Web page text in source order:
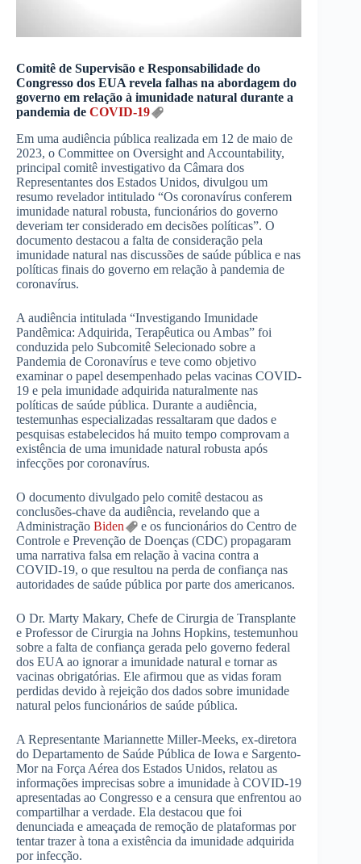
Comitê de Supervisão e Responsabilidade do
Congresso dos EUA revela falhas na abordagem do
governo em relação à imunidade natural durante a
pandemia de COVID-19
Em uma audiência pública realizada em 12 de maio de
2023, o Committee on Oversight and Accountability,
principal comitê investigativo da Câmara dos
Representantes dos Estados Unidos, divulgou um
resumo revelador intitulado “Os coronavírus conferem
imunidade natural robusta, funcionários do governo
deveriam ter considerado em decisões políticas”. O
documento destacou a falta de consideração pela
imunidade natural nas discussões de saúde pública e nas
políticas finais do governo em relação à pandemia de
coronavírus.
A audiência intitulada “Investigando Imunidade
Pandêmica: Adquirida, Terapêutica ou Ambas” foi
conduzida pelo Subcomitê Selecionado sobre a
Pandemia de Coronavírus e teve como objetivo
examinar o papel desempenhado pelas vacinas COVID-
19 e pela imunidade adquirida naturalmente nas
políticas de saúde pública. Durante a audiência,
testemunhas especializadas ressaltaram que dados e
pesquisas estabelecidos há muito tempo comprovam a
existência de uma imunidade natural robusta após
infecções por coronavírus.
O documento divulgado pelo comitê destacou as
conclusões-chave da audiência, revelando que a
Administração Biden
e os funcionários do Centro de
Controle e Prevenção de Doenças (CDC) propagaram
uma narrativa falsa em relação à vacina contra a
COVID-19, o que resultou na perda de confiança nas
autoridades de saúde pública por parte dos americanos.
O Dr. Marty Makary, Chefe de Cirurgia de Transplante
e Professor de Cirurgia na Johns Hopkins, testemunhou
sobre a falta de confiança gerada pelo governo federal
dos EUA ao ignorar a imunidade natural e tornar as
vacinas obrigatórias. Ele afirmou que as vidas foram
perdidas devido à rejeição dos dados sobre imunidade
natural pelos funcionários de saúde pública.
A Representante Mariannette Miller-Meeks, ex-diretora
do Departamento de Saúde Pública de Iowa e Sargento-
Mor na Força Aérea dos Estados Unidos, relatou as
informações imprecisas sobre a imunidade à COVID-19
apresentadas ao Congresso e a censura que enfrentou ao
compartilhar a verdade. Ela destacou que foi
denunciada e ameaçada de remoção de plataformas por
tentar trazer à tona a existência da imunidade adquirida
por infecção.